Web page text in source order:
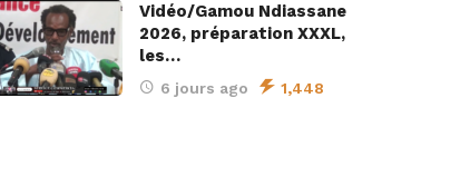
Vidéo/Gamou Ndiassane
2026, préparation XXXL,
les…
6 jours ago 1,448